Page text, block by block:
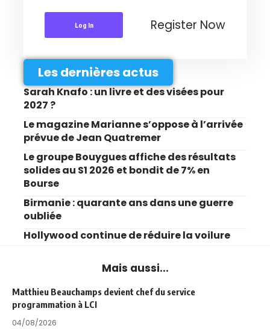
Log In Register Now
Les dernières actus
Sarah Knafo : un livre et des visées pour
2027 ?
Le magazine Marianne s’oppose à l’arrivée
prévue de Jean Quatremer
Le groupe Bouygues affiche des résultats
solides au S1 2026 et bondit de 7% en
Bourse
Birmanie : quarante ans dans une guerre
oubliée
Hollywood continue de réduire la voilure
Mais aussi...
Matthieu Beauchamps devient chef du service
programmation à LCI
04/08/2026